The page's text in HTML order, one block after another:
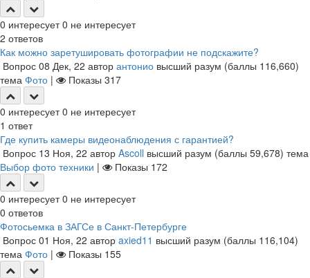
0 интересует 0 не интересует
2 ответов
Как можно заретушировать фотографии не подскажите?
Вопрос 08 Дек, 22 автор антонио высший разум (баллы 116,660)
тема Фото | Показы 317
0 интересует 0 не интересует
1 ответ
Где купить камеры видеонаблюдения с гарантией?
Вопрос 13 Ноя, 22 автор Ascoll высший разум (баллы 59,678) тема
Выбор фото техники | Показы 172
0 интересует 0 не интересует
0 ответов
Фотосьемка в ЗАГСе в Санкт-Петербурге
Вопрос 01 Ноя, 22 автор axied11 высший разум (баллы 116,104)
тема Фото | Показы 155